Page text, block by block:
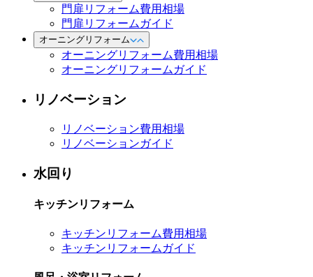
門扉リフォーム費用相場
門扉リフォームガイド
オーニングリフォーム
オーニングリフォーム費用相場
オーニングリフォームガイド
リノベーション
リノベーション費用相場
リノベーションガイド
水回り
キッチンリフォーム
キッチンリフォーム費用相場
キッチンリフォームガイド